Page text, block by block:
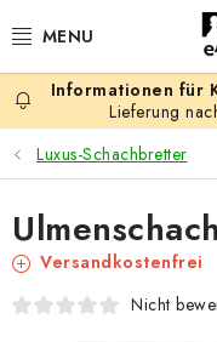
Inhalt
AKTION
SCHACHSPIELE
SCHACHFIGUREN
SCHACHBRETTER
Lieferung
Luxus-Schachbretter
Versandkostenfrei
Nicht